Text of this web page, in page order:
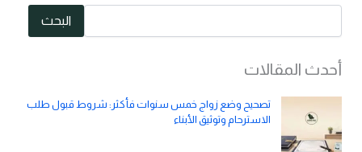
البحث
أحدث المقالات
تصحيح وضع زواج خمس سنوات فأكثر: شروط قبول طلب
الاسترحام وتوثيق الأبناء